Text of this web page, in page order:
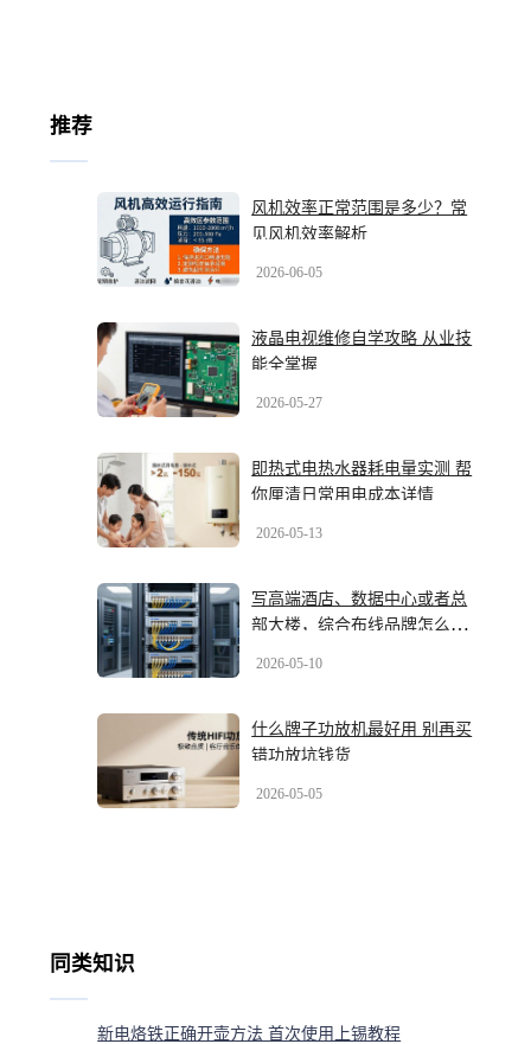
推荐
风机效率正常范围是多少？常
见风机效率解析
2026-06-05
液晶电视维修自学攻略 从业技
能全掌握
2026-05-27
即热式电热水器耗电量实测 帮
你厘清日常用电成本详情
2026-05-13
写高端酒店、数据中心或者总
部大楼，综合布线品牌怎么
2026-05-10
什么牌子功放机最好用 别再买
错功放坑钱货
2026-05-05
同类知识
新电烙铁正确开壶方法 首次使用上锡教程